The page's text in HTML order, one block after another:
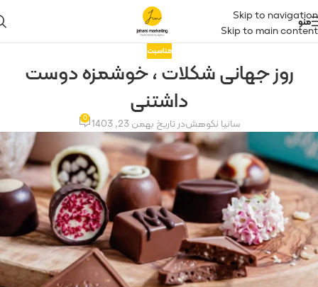
Skip to navigation
Skip to main content
منو
مناسبت
روز جهانی شکلات ، خوشمزه دوست
داشتنی
سانیا نکوهشدر تاریخ بهمن 23, 1403 0